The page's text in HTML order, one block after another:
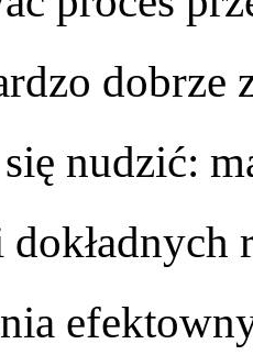
dobrze
nudzić: